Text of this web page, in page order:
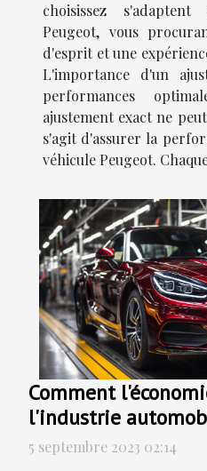
choisissez
Peugeot, vous
d'esprit et une
L'importance d'un
performances
ajustement exact ne
s'agit d'assurer la
véhicule Peugeot.
Comment
l'industrie
5 septembre 2023 02:14